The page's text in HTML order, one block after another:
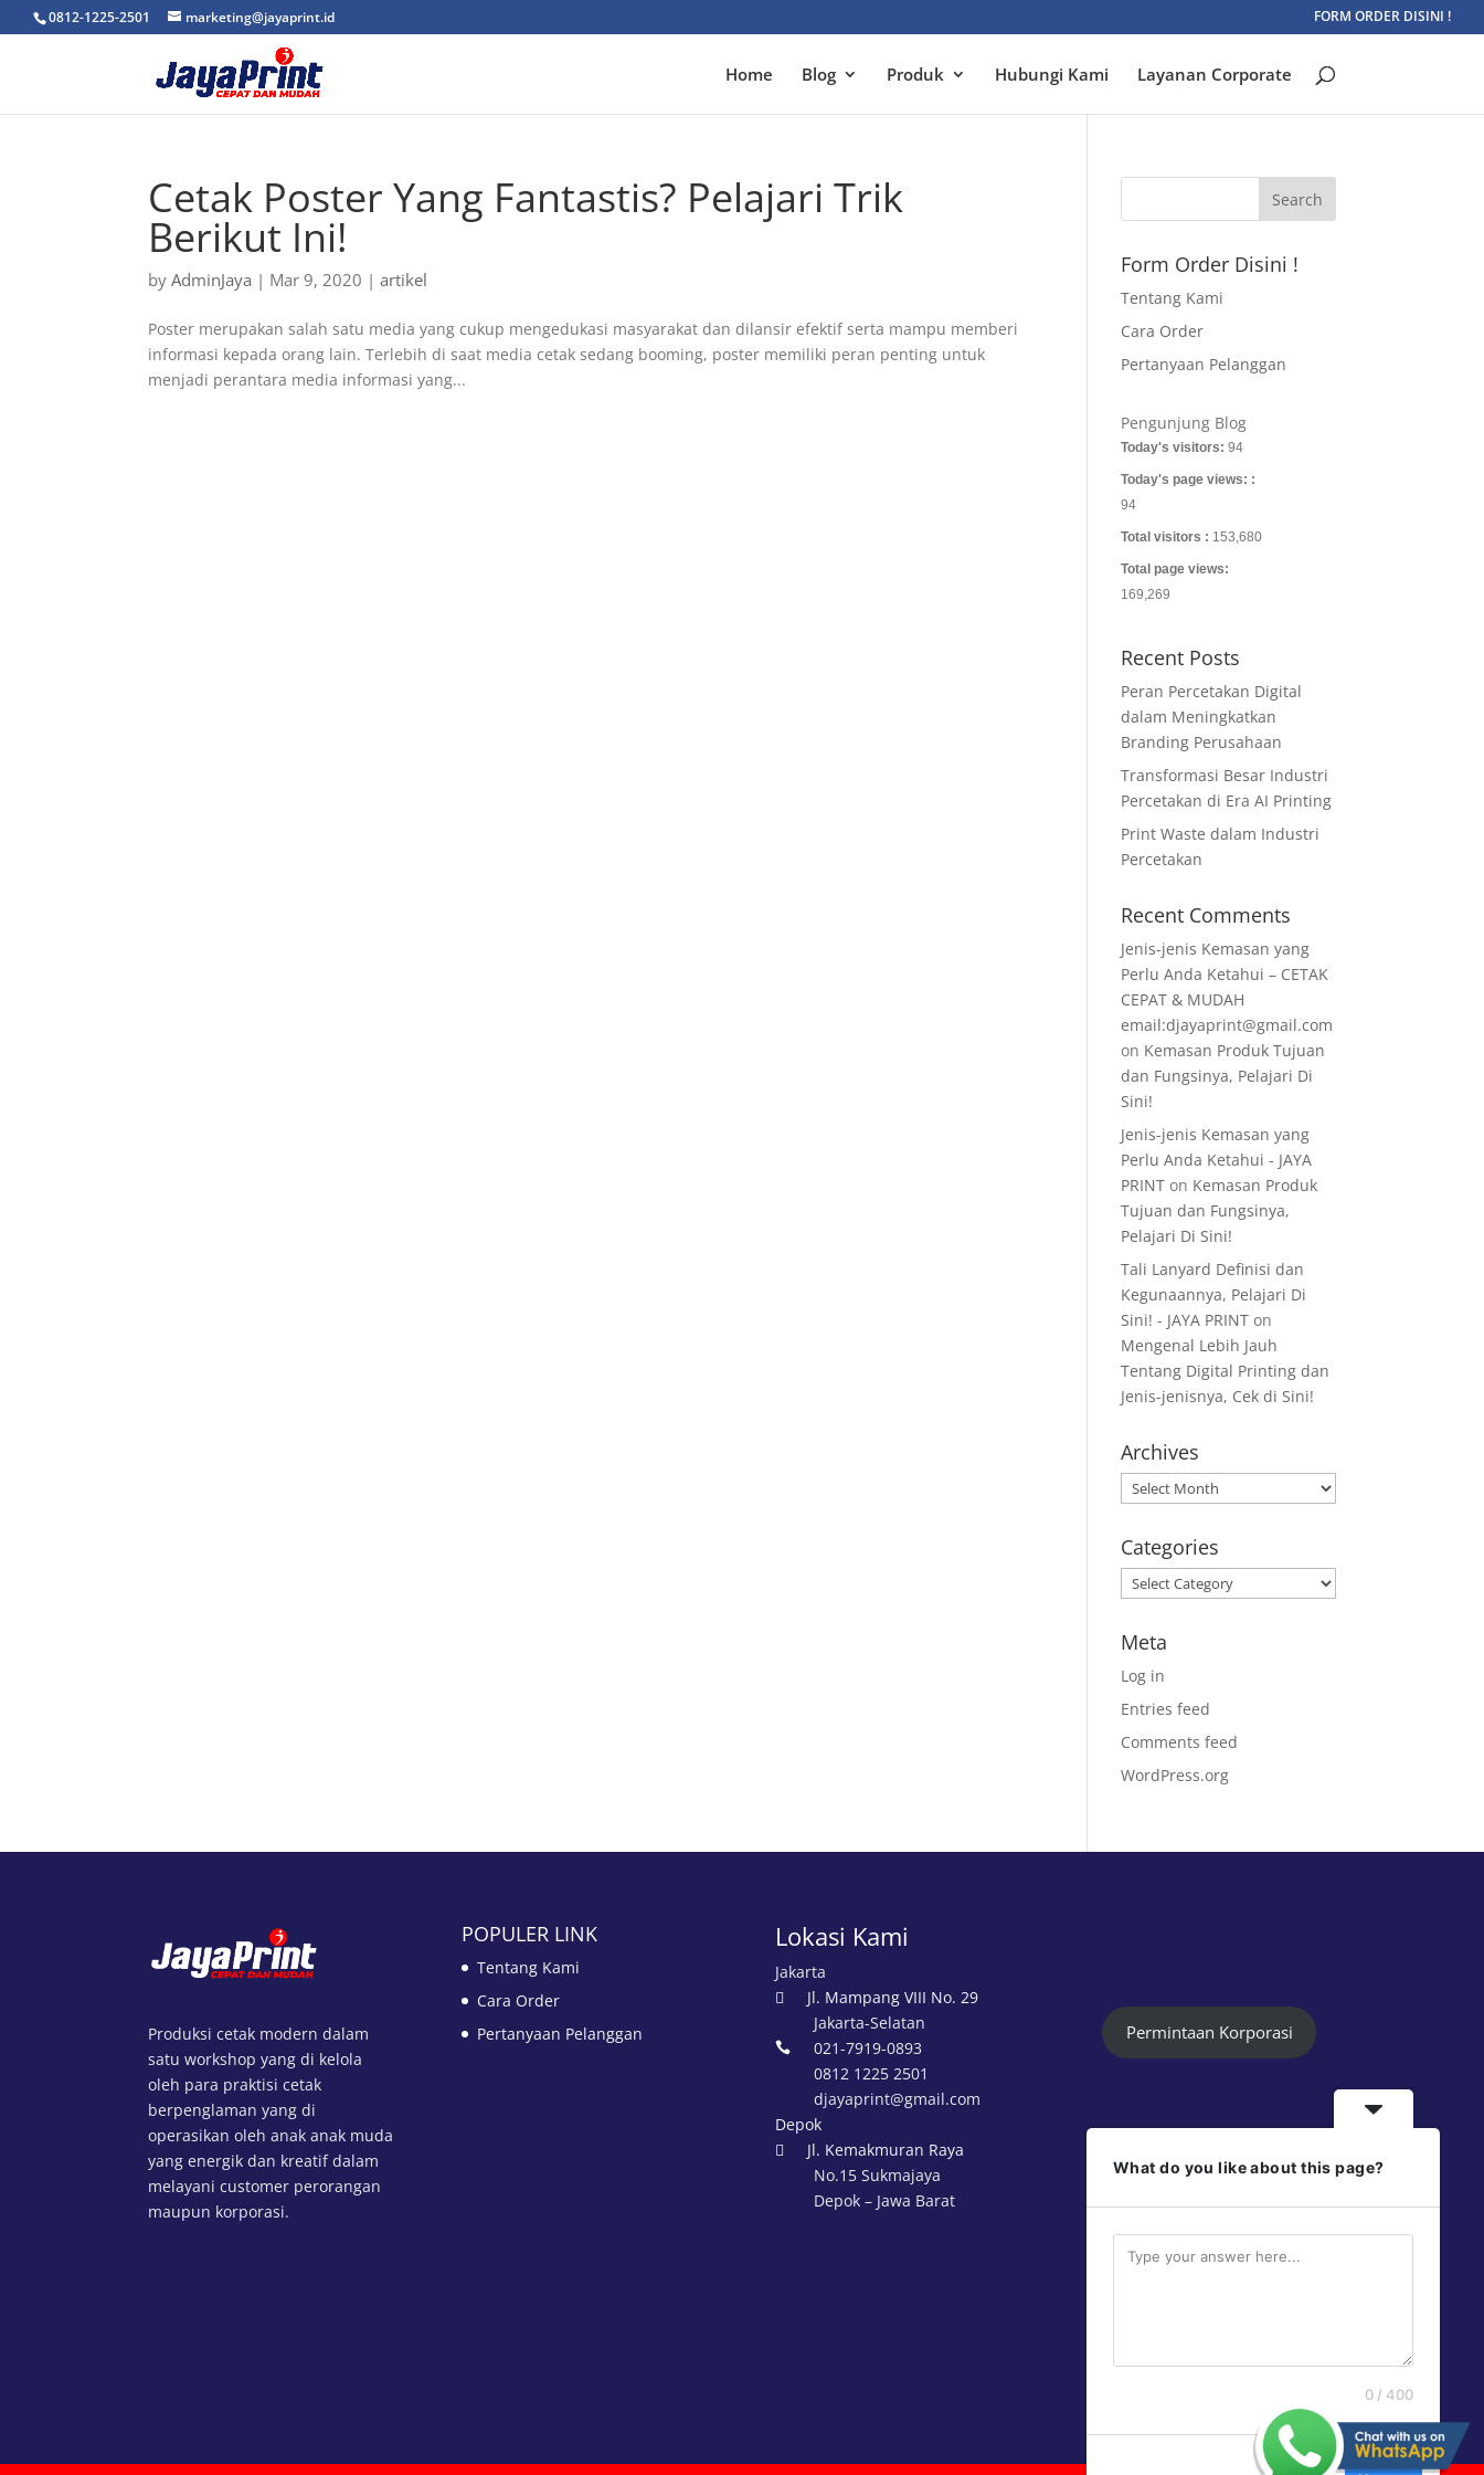
0812-1225-2501 marketing@jayaprint.id FORM ORDER DISINI !
Home Blog Produk Hubungi Kami Layanan Corporate
Cetak Poster Yang Fantastis? Pelajari Trik
Berikut Ini!
byAdminJaya | Mar 9, 2020 |artikel
Poster merupakan salah satu media yang cukup mengedukasi masyarakat dan dilansir efektif serta mampu memberi
informasi kepada orang lain. Terlebih di saat media cetak sedang booming, poster memiliki peran penting untuk
menjadi perantara media informasi yang...
Form Order Disini !
Tentang Kami
Cara Order
Pertanyaan Pelanggan
Pengunjung Blog
Today's visitors:94
Today's page views: :
94
Total visitors : 153,680
Total page views:
169,269
Recent Posts
Peran Percetakan Digital
dalam Meningkatkan
Branding Perusahaan
Transformasi Besar Industri
Percetakan di Era AI Printing
Print Waste dalam Industri
Percetakan
Recent Comments
Jenis-jenis Kemasan yang
Perlu Anda Ketahui – CETAK
CEPAT & MUDAH
email:djayaprint@gmail.com
on Kemasan Produk Tujuan
dan Fungsinya, Pelajari Di
Sini!
Jenis-jenis Kemasan yang
Perlu Anda Ketahui - JAYA
PRINT on Kemasan Produk
Tujuan dan Fungsinya,
Pelajari Di Sini!
Tali Lanyard Definisi dan
Kegunaannya, Pelajari Di
Sini! - JAYA PRINT on
Mengenal Lebih Jauh
Tentang Digital Printing dan
Jenis-jenisnya, Cek di Sini!
Archives
Archives
Categories
Categories
Meta
Log in
Entries feed
Comments feed
WordPress.org
Produksi cetak modern dalam
satu workshop yang di kelola
oleh para praktisi cetak
berpenglaman yang di
operasikan oleh anak anak muda
yang energik dan kreatif dalam
melayani customer perorangan
maupun korporasi.
POPULER LINK
Tentang Kami
Cara Order
Pertanyaan Pelanggan
Lokasi Kami
Jakarta

Jl. Mampang VIII No. 29
Jakarta-Selatan

021-7919-0893
0812 1225 2501
djayaprint@gmail.com
Depok

Jl. Kemakmuran Raya
No.15 Sukmajaya
Depok – Jawa Barat
Permintaan Korporasi
Follow Us
Jayaprint
What do you like about this page?
0 / 400